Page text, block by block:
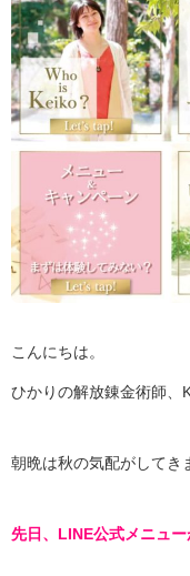
完
成！
特
別
プ
レ
ゼ
ン
ト
こんにちは。
ひかりの解放錬金術師、
朝晩は秋の気配がしてき
先日、LINE公式メニュ